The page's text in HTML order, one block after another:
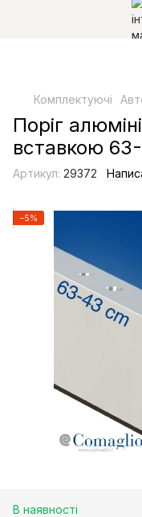
Комплектуючі
Поріг
вставкою
Артикул: 29372
−5%
В наявності